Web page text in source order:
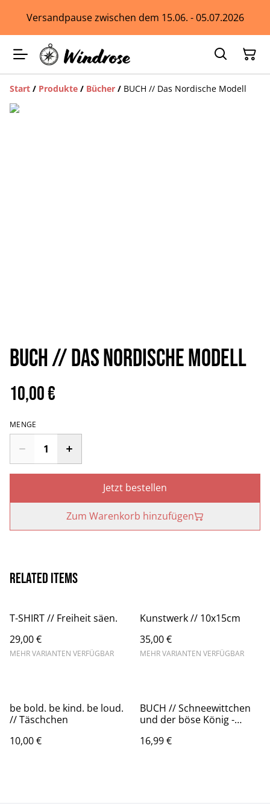
Versandpause zwischen dem 15.06. - 05.07.2026
Start / Produkte / Bücher / BUCH // Das Nordische Modell
BUCH // Das Nordische Modell
10,00 €
MENGE
Jetzt bestellen
Zum Warenkorb hinzufügen
Related items
T-SHIRT // Freiheit säen.
29,00 €
MEHR VARIANTEN VERFÜGBAR
Kunstwerk // 10x15cm
35,00 €
MEHR VARIANTEN VERFÜGBAR
be bold. be kind. be loud.
// Täschchen
10,00 €
BUCH // Schneewittchen
und der böse König -
Schmid
16,99 €